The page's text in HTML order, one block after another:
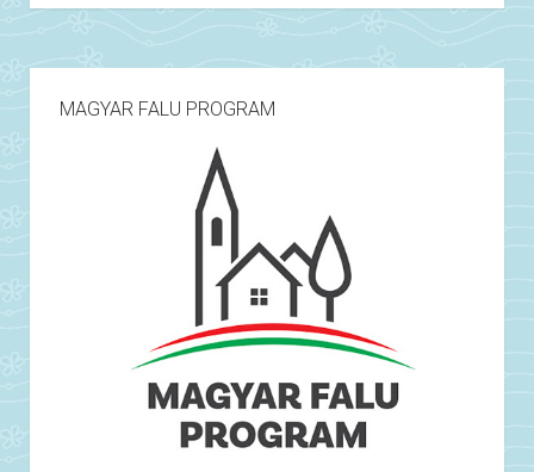
MAGYAR FALU PROGRAM